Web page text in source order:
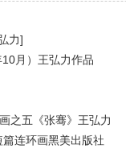
力]
月）王弘力作品
之五《张骞》王弘力
连环画黑美出版社